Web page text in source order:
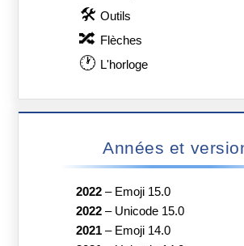
🛠 Outils
🔀 Flèches
🕐 L'horloge
Années et
2022– Emoji 15.0
2022– Unicode 15.0
2021– Emoji 14.0